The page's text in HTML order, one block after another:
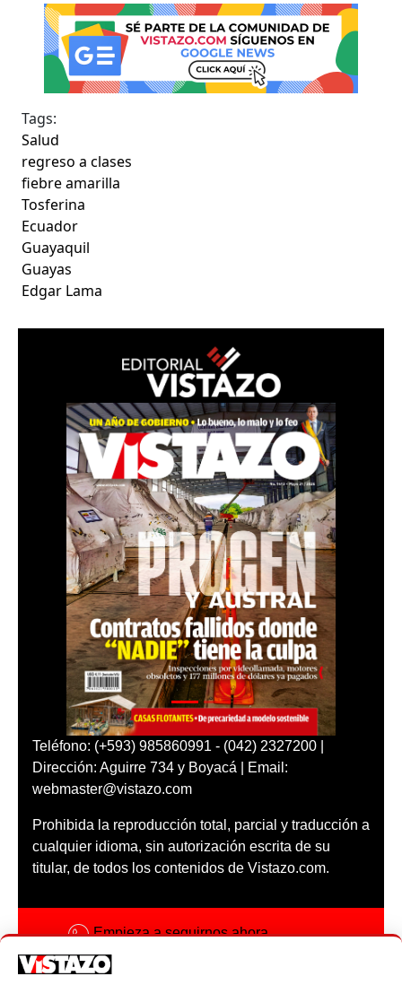
Tags:
Salud
regreso a clases
fiebre amarilla
Tosferina
Ecuador
Guayaquil
Guayas
Edgar Lama
Teléfono: (+593) 985860991 - (042) 2327200 |
Dirección: Aguirre 734 y Boyacá | Email:
webmaster@vistazo.com
Prohibida la reproducción total, parcial y traducción a
cualquier idioma, sin autorización escrita de su
titular, de todos los contenidos de Vistazo.com.
Empieza a seguirnos ahora